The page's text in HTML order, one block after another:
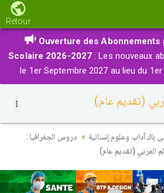
Retour
Ouverture des Abonnements
Scolaire 2026-2027 : Les nouveaux
le 1er Septembre 2027 au lieu du
(تقديم عام)
باك آداب وعلوم إنسانية
دروس الجغرافيا:
العربي (تقديم عام)